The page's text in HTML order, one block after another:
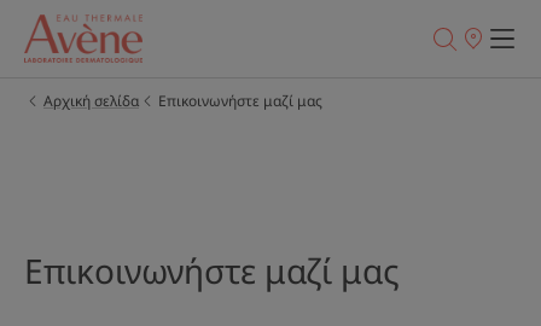
Σημεία
Αρχική σελίδα
Επικοινωνήστε μαζί μας
Επικοινωνήστε μαζί μας